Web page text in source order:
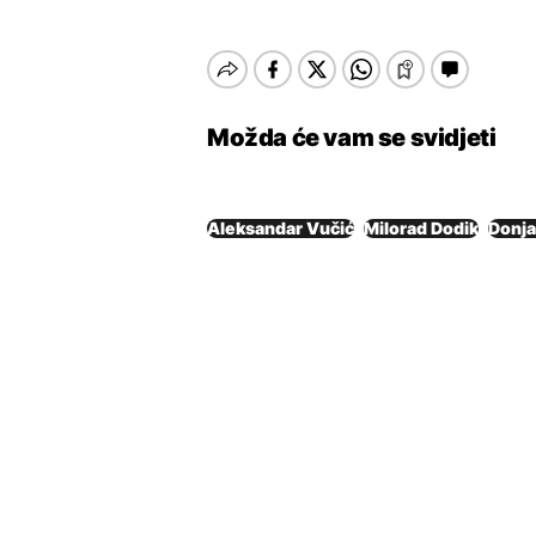
Možda će vam se svidjeti
Aleksandar Vučić Milorad Dodik